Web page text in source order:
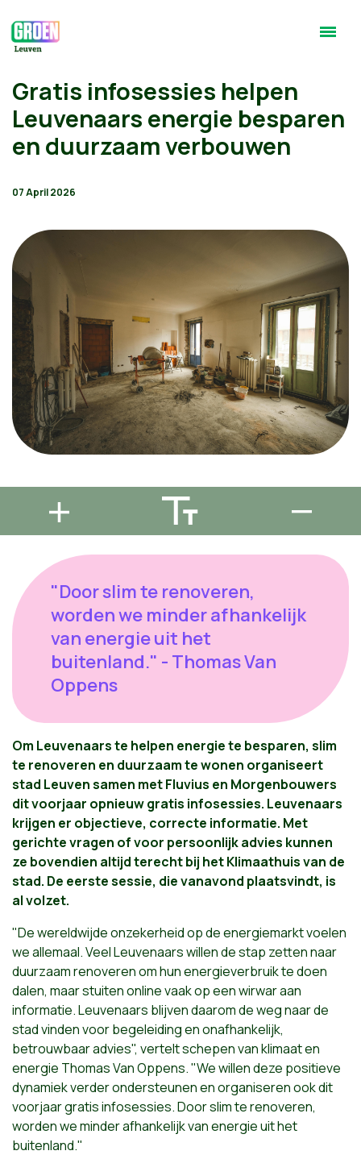
Gratis infosessies helpen
Leuvenaars energie besparen
en duurzaam verbouwen
07 April 2026
"Door slim te renoveren,
worden we minder afhankelijk
van energie uit het
buitenland." - Thomas Van
Oppens
Om Leuvenaars te helpen energie te besparen, slim
te renoveren en duurzaam te wonen organiseert
stad Leuven samen met Fluvius en Morgenbouwers
dit voorjaar opnieuw gratis infosessies. ​Leuvenaars
krijgen er objectieve, correcte informatie. Met
gerichte vragen of voor persoonlijk advies kunnen
ze bovendien altijd terecht bij het Klimaathuis van de
stad. De eerste sessie, die vanavond plaatsvindt, is
al volzet.
"De wereldwijde onzekerheid op de energiemarkt voelen
we allemaal. Veel Leuvenaars willen de stap zetten naar
duurzaam renoveren om hun energieverbruik te doen
dalen, maar stuiten online vaak op een wirwar aan
informatie. Leuvenaars blijven daarom de weg naar de
stad vinden voor begeleiding en onafhankelijk,
betrouwbaar advies", vertelt schepen van klimaat en
energie Thomas Van Oppens. "We willen deze positieve
dynamiek verder ondersteunen en organiseren ook dit
voorjaar gratis infosessies. Door slim te renoveren,
worden we minder afhankelijk van energie uit het
buitenland."